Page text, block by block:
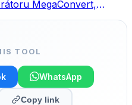
MegaConvert,
TOOL
WhatsApp
Copy link